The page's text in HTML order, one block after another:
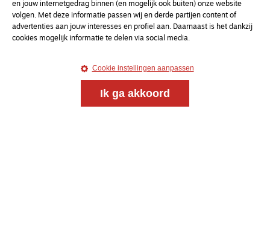
en jouw internetgedrag binnen (en mogelijk ook buiten) onze website
volgen. Met deze informatie passen wij en derde partijen content of
advertenties aan jouw interesses en profiel aan. Daarnaast is het dankzij
cookies mogelijk informatie te delen via social media.
Cookie instellingen aanpassen
Ik ga akkoord